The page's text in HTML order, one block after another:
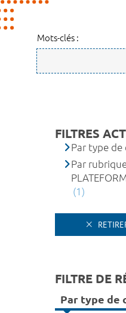
Mots-clés :
FILTRES
Par type de
Par
(1)
FILTRE DE
Par type de